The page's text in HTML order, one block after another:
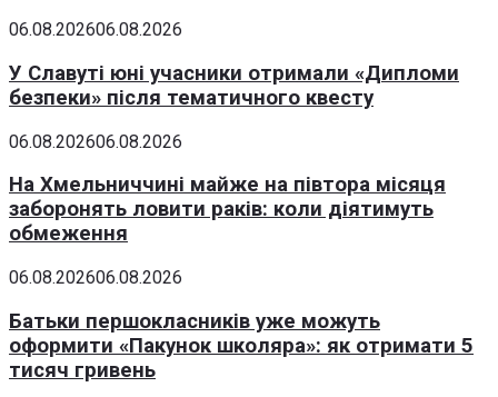
06.08.202606.08.2026
У Славуті юні учасники отримали «Дипломи
безпеки» після тематичного квесту
06.08.202606.08.2026
На Хмельниччині майже на півтора місяця
заборонять ловити раків: коли діятимуть
обмеження
06.08.202606.08.2026
Батьки першокласників уже можуть
оформити «Пакунок школяра»: як отримати 5
тисяч гривень